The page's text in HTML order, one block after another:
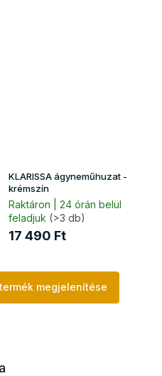
KLARISSA ágyneműhuzat -
krémszín
Raktáron | 24 órán belül
feladjuk (>3 db)
17 490 Ft
megjelenítése